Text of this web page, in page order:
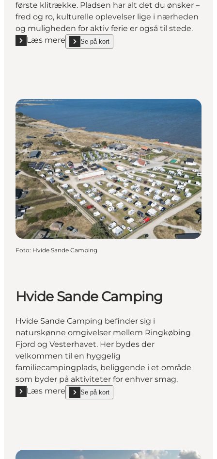
første klitrække. Pladsen har alt det du ønsker –
fred og ro, kulturelle oplevelser lige i nærheden
og muligheden for aktiv ferie er også til stede.
Læs mere
Læs mere "Dancamps Holmsland"
Se på kort
show Dancamps Holmsland on_map
Foto: Hvide Sande Camping
Hvide Sande Camping
Hvide Sande Camping befinder sig i
naturskønne omgivelser mellem Ringkøbing
Fjord og Vesterhavet. Her bydes der
velkommen til en hyggelig
familiecampingplads, beliggende i et område
som byder på aktiviteter for enhver smag.
Læs mere
Læs mere "Hvide Sande Camping"
Se på kort
show Hvide Sande Camping on_map